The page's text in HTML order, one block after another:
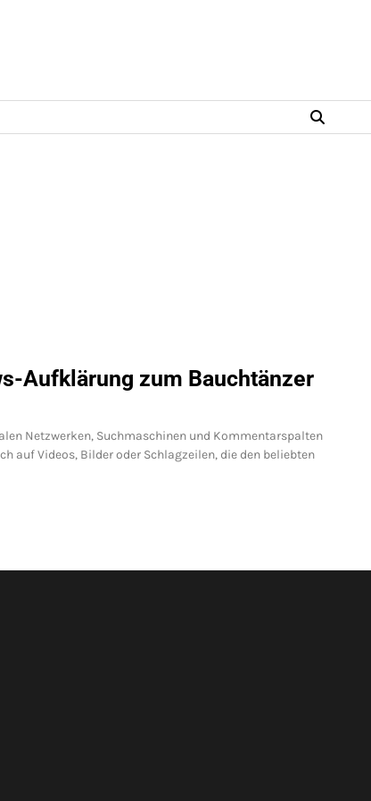
Aufklärung zum Bauchtänzer
Netzwerken, Suchmaschinen und Kommentarspalten
auf Videos, Bilder oder Schlagzeilen, die den beliebten